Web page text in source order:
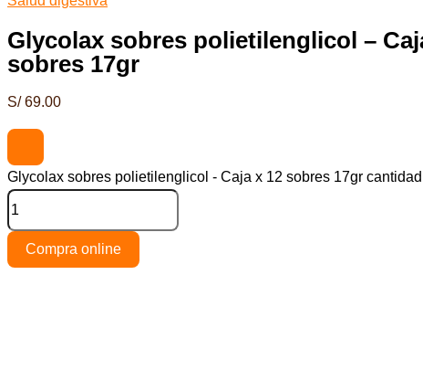
Glycolax sobres polietilenglicol –
sobres 17gr
S/69.00
Glycolax sobres polietilenglicol - Caja x 12 sobres 17gr cantidad
Compra online